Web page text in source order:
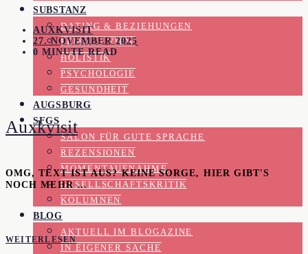
SUBSTANZ
DATING & BEZIEHUNGEN
FEMALE VIEW
HOLISTIK
PSYCHOLOGIE
GESUNDHEIT
AUGSBURG
SFGS
SALON FÜR GUTE SPRACHE
REZENSIONEN
MOMENTAUFNAHME
GESELLSCHAFTSKRITIK
KOLUMNEN
BLOG
AKTUELL IM BLOGAZINE
IN EIGENER SACHE
AUXKVISIT
27. NOVEMBER 2025
0 MINUTE READ
Auxkvisit
OMG, TEXT IST AUS? KEINE SORGE, HIER GIBT'S
NOCH MEHR …
WEITERLESEN